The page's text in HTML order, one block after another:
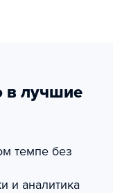
в лучшие
темпе без
и аналитика